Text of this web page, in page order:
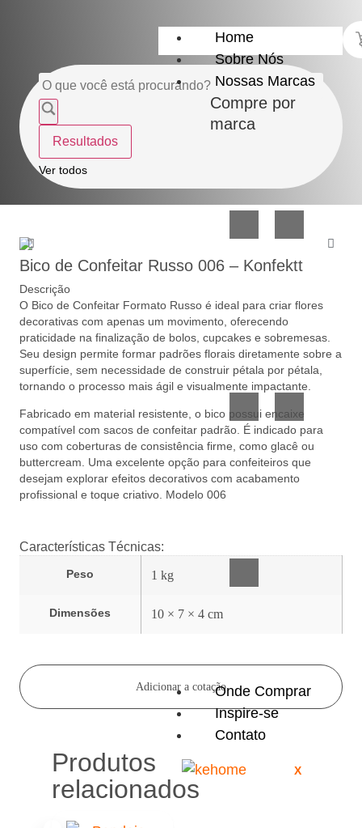
Home
Sobre Nós
Nossas Marcas
Compre por
marca
Lar
Organização
Utilidades
de
Vidro
Confeitaria
e
Presente
Onde Comprar
Inspire-se
Contato
X
Resultados
Ver todos
Bico de Confeitar Russo 006 – Konfektt
Descrição
O Bico de Confeitar Formato Russo é ideal para criar flores
decorativas com apenas um movimento, oferecendo
praticidade na finalização de bolos, cupcakes e sobremesas.
Seu design permite formar padrões florais diretamente sobre a
superfície, sem necessidade de construir pétala por pétala,
tornando o processo mais ágil e visualmente impactante.
Fabricado em material resistente, o bico possui encaixe
compatível com sacos de confeitar padrão. É indicado para
uso com coberturas de consistência firme, como glacê ou
buttercream. Uma excelente opção para confeiteiros que
desejam explorar efeitos decorativos com acabamento
profissional e toque criativo. Modelo 006
Características Técnicas:
Peso 1 kg
Dimensões 10 × 7 × 4 cm
Adicionar a cotação
Produtos
relacionados